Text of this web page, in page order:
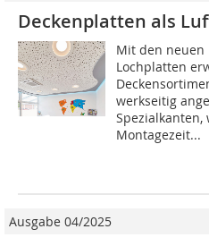
Deckenplatten als
Mit den neuen
Lochplatten
werkseitig
Montagezeit...
Ausgabe 04/2025